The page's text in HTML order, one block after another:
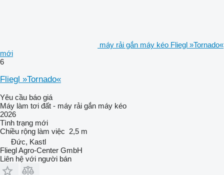
máy rải gắn máy kéo Fliegl »Tornado«
mới
6
Fliegl »Tornado«
Yêu cầu báo giá
Máy làm tơi đất - máy rải gắn máy kéo
2026
Tình trạng mới
Chiều rộng làm việc 2,5 m
Đức, Kastl
Fliegl Agro-Center GmbH
Liên hệ với người bán